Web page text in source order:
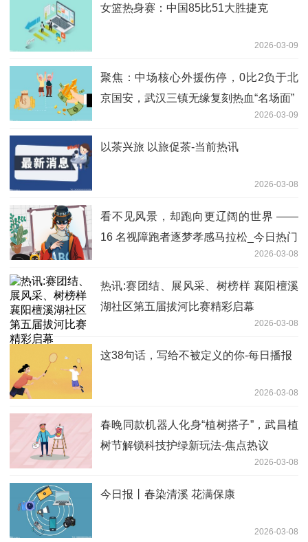
女篮热身赛：中国85比51大胜捷克
2026-03-09
聚焦：中场核心外援伤停，0比2负于北
京国安，武汉三镇无缘复刻热血“名场面”
2026-03-09
以茶兴旅 以旅促茶-当前热讯
2026-03-08
看不见风景，却跑向更辽阔的世界 ——
16 名视障跑者逐梦孝感马拉松_今日热门
2026-03-08
热讯:赛团结、展风采、树榜样 襄阳檀溪
湖社区第五届拔河比赛精彩启幕
2026-03-08
这38句话，写给不被定义的你-每日播报
2026-03-08
春晚同款机器人化身“植树搭子”，武昌植
树节解锁科技护绿新玩法-焦点热议
2026-03-08
今日报丨春染清溪 花满保康
2026-03-08